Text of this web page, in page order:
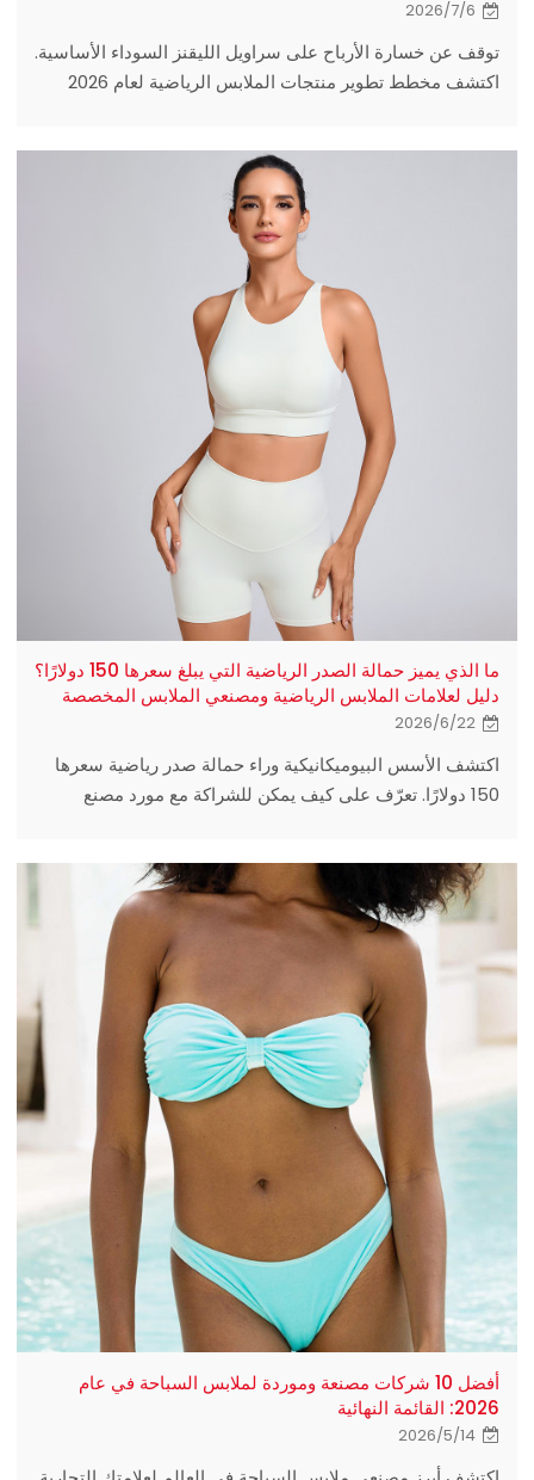
2026/7/6
توقف عن خسارة الأرباح على سراويل الليقنز السوداء الأساسية.
اكتشف مخطط تطوير منتجات الملابس الرياضية لعام 2026
ما الذي يميز حمالة الصدر الرياضية التي يبلغ سعرها 150 دولارًا؟
دليل لعلامات الملابس الرياضية ومصنعي الملابس المخصصة
2026/6/22
اكتشف الأسس البيوميكانيكية وراء حمالة صدر رياضية سعرها
150 دولارًا. تعرّف على كيف يمكن للشراكة مع مورد مصنع
أفضل 10 شركات مصنعة وموردة لملابس السباحة في عام
2026: القائمة النهائية
2026/5/14